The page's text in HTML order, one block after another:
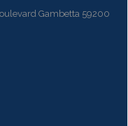
Gambetta 59200